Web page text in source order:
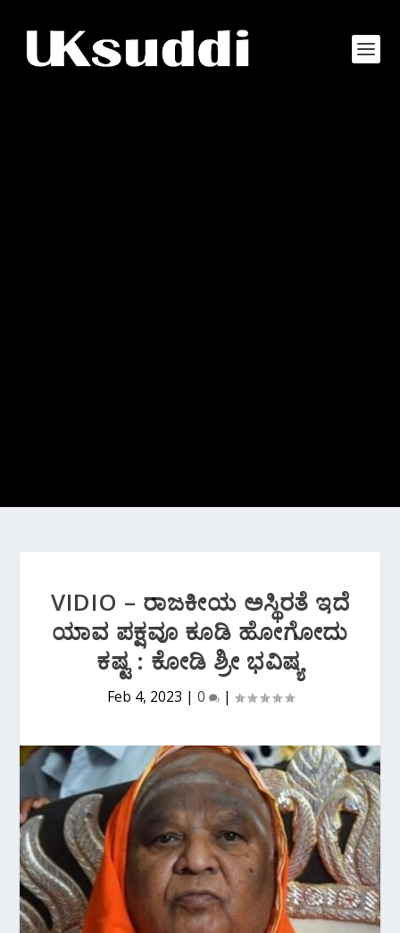
VIDIO – ರಾಜಕೀಯ ಅಸ್ಥಿರತೆ ಇದೆ
ಯಾವ ಪಕ್ಷವೂ ಕೂಡಿ ಹೋಗೋದು
ಕಷ್ಟ : ಕೋಡಿ ಶ್ರೀ ಭವಿಷ್ಯ
Feb 4, 2023 | 0 |